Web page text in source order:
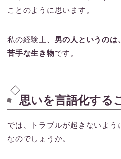
ことのように思います。
私の経験上、 男の人というのは
苦手な生き物です。
思いを言語化する
では、トラブルが起きないよ
なのでしょうか。